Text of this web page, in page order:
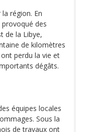
région. En
des
de la Libye,
de kilomètres
perdu la vie et
dégâts.
équipes locales
Sous la
de travaux ont